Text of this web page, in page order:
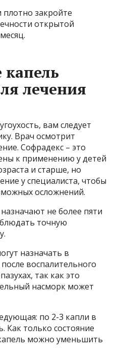
закройте
открытой
лечения
вам следует
Врач осмотрит
Софрадекс – это
к применению у детей
и старше, но
у специалиста, чтобы
осложнений.
не более пяти
точную
назначать в
воспалительного
так как это
насморк может
по 2-3 капли в
Как только состояние
можно уменьшить